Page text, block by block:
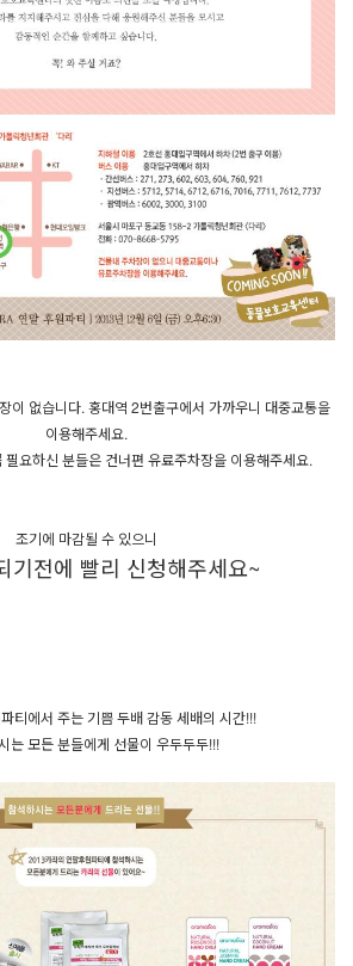
이 없습니다. 홍대역 2번출구에서 가까우니 대중교통을
이용해주세요.
요하신 분들은 건너편 유료주차장을 이용해주세요.
조기에 마감될 수 있으니
기전에 빨리 신청해주세요~
티에서 주는 기쁨 두배 감동 세배의 시간!!!
는 모든 분들에게 선물이 우두두두!!!